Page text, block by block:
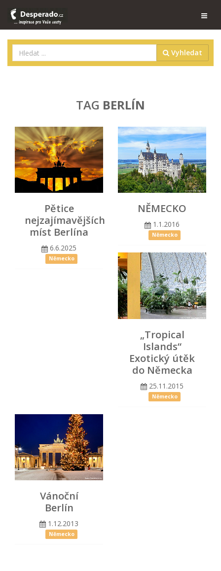
Vyhledat
TAG BERLÍN
Pětice
nejzajímavějších
míst Berlína
6.6.2025
Německo
NĚMECKO
1.1.2016
Německo
„Tropical
Islands“
Exotický útěk
do Německa
25.11.2015
Německo
Vánoční
Berlín
1.12.2013
Německo